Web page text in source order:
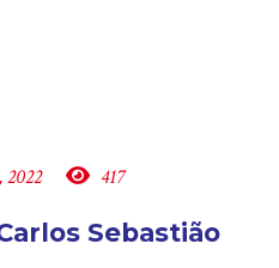
2022 417
Sebastião